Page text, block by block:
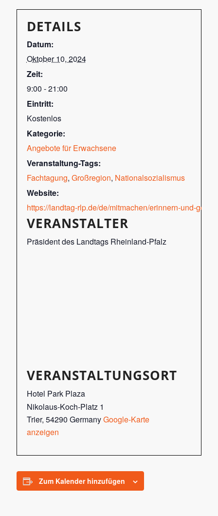
DETAILS
Datum:
Oktober 10, 2024
Zeit:
9:00 - 21:00
Eintritt:
Kostenlos
Kategorie:
Angebote für Erwachsene
Veranstaltung-Tags:
Fachtagung, Großregion, Nationalsozialismus
Website:
https://landtag-rlp.de/de/mitmachen/erinnern-und-
VERANSTALTER
Präsident des Landtags Rheinland-Pfalz
VERANSTALTUNGSORT
Hotel Park Plaza
Nikolaus-Koch-Platz 1
Trier, 54290 GermanyGoogle-Karte
anzeigen
Zum Kalender hinzufügen